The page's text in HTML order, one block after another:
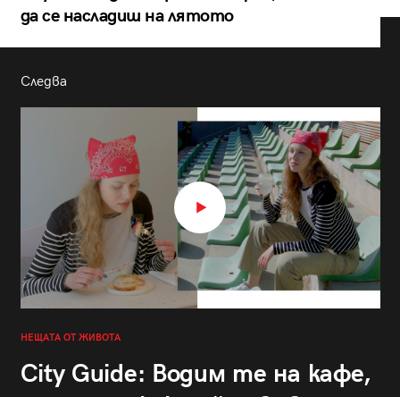
да се насладиш на лятото
Следва
НЕЩАТА ОТ ЖИВОТА
City Guide: Водим те на кафе,